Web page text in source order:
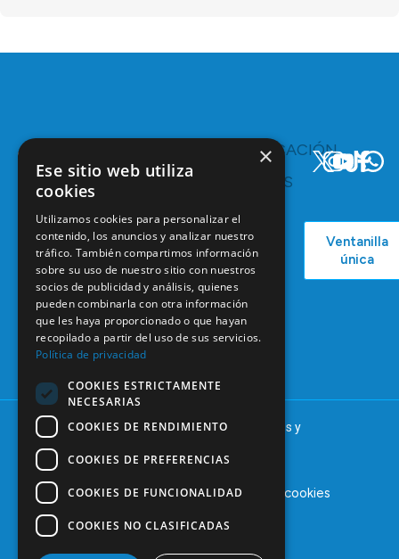
C/ Mauricio
Legendre,
28046
Madrid
91 561 29 05
informacion@coem.org.es
INTERESA
Bolsa de
Formación
Continuada
Tablón de
anuncios
COMUNICACIÓN
RECURSOS
COEM
Podcast
Actualidad
Ventanilla
única
© 2025 – COEM – Colegio Oficial de Odontólogos y
Aviso legalPolítica de privacidad Política de cookies
×
Ese sitio web utiliza
cookies
Utilizamos cookies para personalizar el
contenido, los anuncios y analizar nuestro
tráfico. También compartimos información
sobre su uso de nuestro sitio con nuestros
socios de publicidad y análisis, quienes
pueden combinarla con otra información
que les haya proporcionado o que hayan
recopilado a partir del uso de sus servicios.
Política de privacidad
COOKIES ESTRICTAMENTE
NECESARIAS
COOKIES DE RENDIMIENTO
COOKIES DE PREFERENCIAS
COOKIES DE FUNCIONALIDAD
COOKIES NO CLASIFICADAS